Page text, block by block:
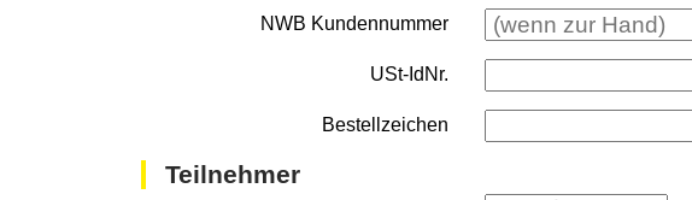
NWB Kundennummer
USt-IdNr.
Bestellzeichen
Teilnehmer